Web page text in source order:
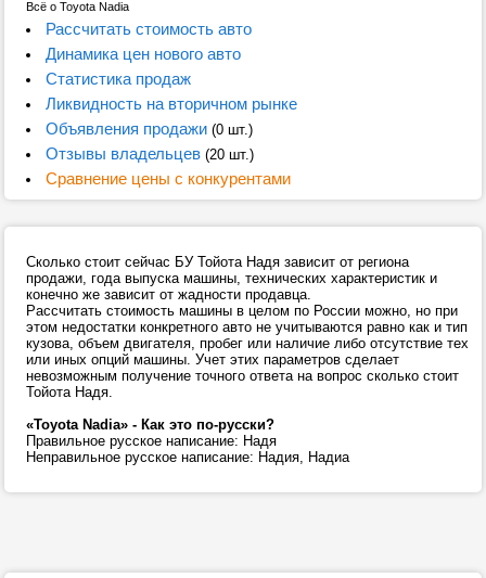
Всё о Toyota Nadia
Рассчитать стоимость авто
Динамика цен нового авто
Статистика продаж
Ликвидность на вторичном рынке
Объявления продажи(0 шт.)
Отзывы владельцев(20 шт.)
Сравнение цены с конкурентами
Сколько стоит сейчас БУ Тойота Надя зависит от региона
продажи, года выпуска машины, технических характеристик и
конечно же зависит от жадности продавца.
Рассчитать стоимость машины в целом по России можно, но при
этом недостатки конкретного авто не учитываются равно как и тип
кузова, объем двигателя, пробег или наличие либо отсутствие тех
или иных опций машины. Учет этих параметров сделает
невозможным получение точного ответа на вопрос сколько стоит
Тойота Надя.
«Toyota Nadia» - Как это по-русски?
Правильное русское написание: Надя
Неправильное русское написание: Надия, Надиа